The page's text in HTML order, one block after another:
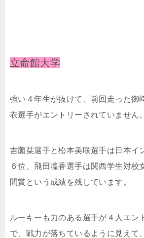
立命館大学
強い４年生が抜けて、前回走った御
衣選手がエントリーされていません。
吉薗栞選手と松本美咲選手は日本イ
６位、飛田凜香選手は関西学生対校
間賞という成績を残しています。
ルーキーも力のある選手が４人エン
で、戦力が落ちているように見えて